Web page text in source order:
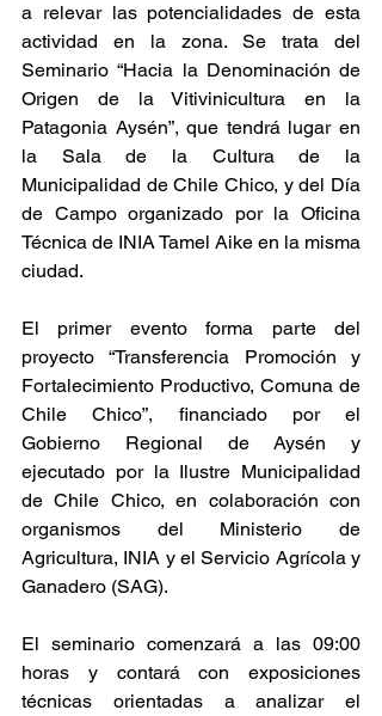
a relevar las potencialidades de esta
actividad en la zona. Se trata del
Seminario “Hacia la Denominación de
Origen de la Vitivinicultura en la
Patagonia Aysén”, que tendrá lugar en
la Sala de la Cultura de la
Municipalidad de Chile Chico, y del Día
de Campo organizado por la Oficina
Técnica de INIA Tamel Aike en la misma
ciudad.
El primer evento forma parte del
proyecto “Transferencia Promoción y
Fortalecimiento Productivo, Comuna de
Chile Chico”, financiado por el
Gobierno Regional de Aysén y
ejecutado por la Ilustre Municipalidad
de Chile Chico, en colaboración con
organismos del Ministerio de
Agricultura, INIA y el Servicio Agrícola y
Ganadero (SAG).
El seminario comenzará a las 09:00
horas y contará con exposiciones
técnicas orientadas a analizar el